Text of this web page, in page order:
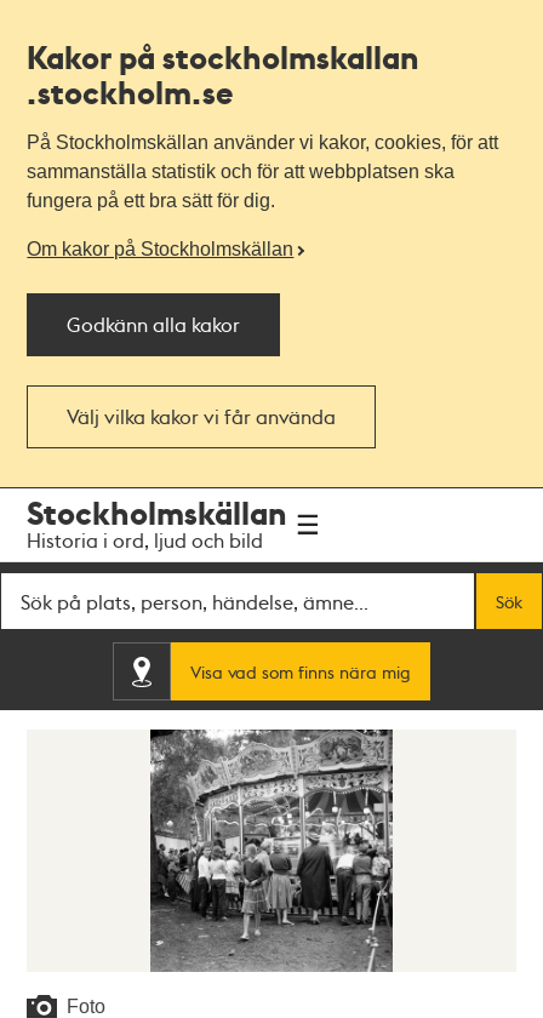
Kakor på stockholmskallan
.stockholm.se
På Stockholmskällan använder vi kakor, cookies, för att
sammanställa statistik och för att webbplatsen ska
fungera på ett bra sätt för dig.
Om kakor på Stockholmskällan
Godkänn alla kakor
Välj vilka kakor vi får använda
navigationen
huvudinnehållet
Stockholmskällan
Historia i ord, ljud och bild
Sök
Visa vad som finns nära mig
Foto